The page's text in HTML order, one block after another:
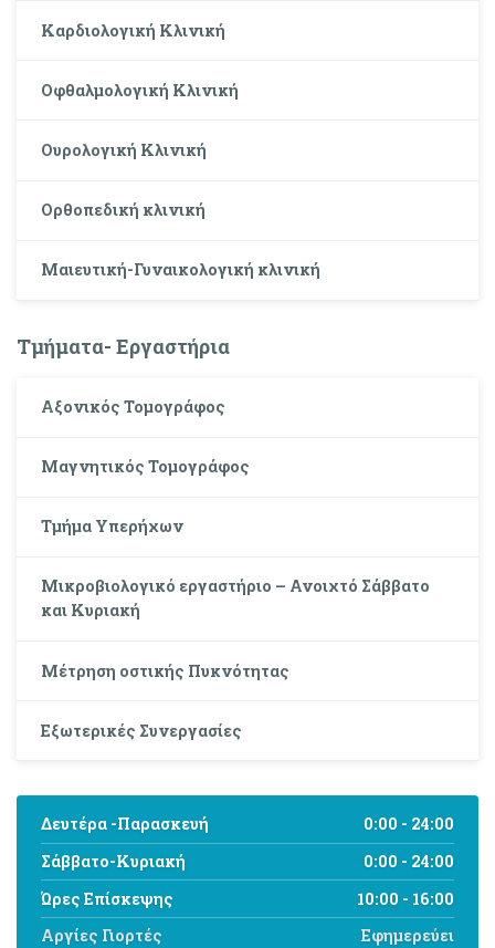
Καρδιολογική Κλινική
Οφθαλμολογική Κλινική
Oυρολογική Kλινική
Ορθοπεδική κλινική
Μαιευτική-Γυναικολογική κλινική
Τμήματα- Εργαστήρια
Αξονικός Τομογράφος
Μαγνητικός Τομογράφος
Τμήμα Υπερήχων
Μικροβιολογικό εργαστήριο – Ανοιχτό Σάββατο
και Κυριακή
Μέτρηση οστικής Πυκνότητας
Εξωτερικές Συνεργασίες
Δευτέρα -Παρασκευή
0:00 - 24:00
Σάββατο-Κυριακή
0:00 - 24:00
Ώρες Επίσκεψης
10:00 - 16:00
Αργίες Γιορτές
Εφημερεύει